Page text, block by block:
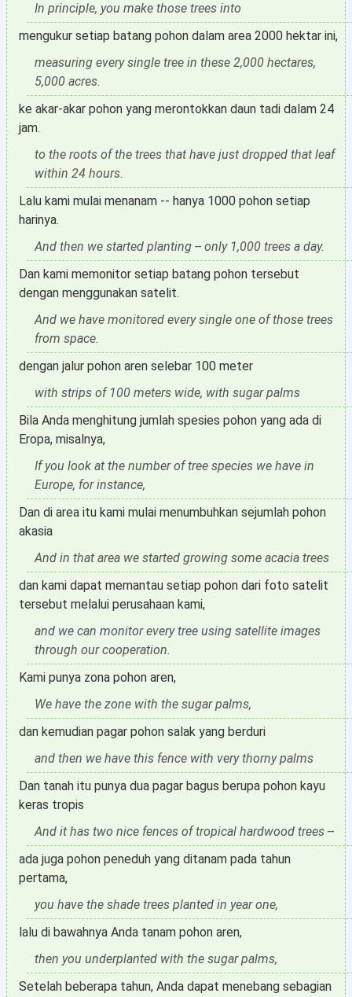
In principle, you make those trees into
mengukur setiap batang pohon dalam area 2000 hektar ini,
measuring every single tree in these 2,000 hectares,
5,000 acres.
ke akar-akar pohon yang merontokkan daun tadi dalam 24
jam.
to the roots of the trees that have just dropped that leaf
within 24 hours.
Lalu kami mulai menanam -- hanya 1000 pohon setiap
harinya.
And then we started planting -- only 1,000 trees a day.
Dan kami memonitor setiap batang pohon tersebut
dengan menggunakan satelit.
And we have monitored every single one of those trees
from space.
dengan jalur pohon aren selebar 100 meter
with strips of 100 meters wide, with sugar palms
Bila Anda menghitung jumlah spesies pohon yang ada di
Eropa, misalnya,
If you look at the number of tree species we have in
Europe, for instance,
Dan di area itu kami mulai menumbuhkan sejumlah pohon
akasia
And in that area we started growing some acacia trees
dan kami dapat memantau setiap pohon dari foto satelit
tersebut melalui perusahaan kami,
and we can monitor every tree using satellite images
through our cooperation.
Kami punya zona pohon aren,
We have the zone with the sugar palms,
dan kemudian pagar pohon salak yang berduri
and then we have this fence with very thorny palms
Dan tanah itu punya dua pagar bagus berupa pohon kayu
keras tropis
And it has two nice fences of tropical hardwood trees --
ada juga pohon peneduh yang ditanam pada tahun
pertama,
you have the shade trees planted in year one,
lalu di bawahnya Anda tanam pohon aren,
then you underplanted with the sugar palms,
Setelah beberapa tahun, Anda dapat menebang sebagian